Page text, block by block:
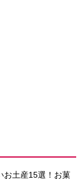
お土産15選！お菓